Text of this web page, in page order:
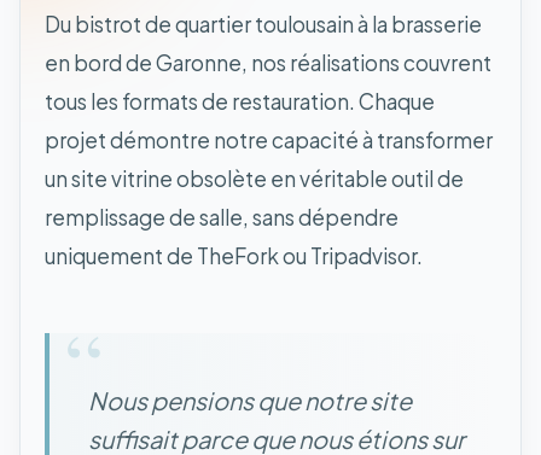
Du bistrot de quartier toulousain à la brasserie
en bord de Garonne, nos réalisations couvrent
tous les formats de restauration. Chaque
projet démontre notre capacité à transformer
un site vitrine obsolète en véritable outil de
remplissage de salle, sans dépendre
uniquement de TheFork ou Tripadvisor.
“Nous pensions que notre site
suffisait parce que nous étions sur